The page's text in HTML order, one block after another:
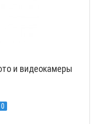
и видеокамеры
0